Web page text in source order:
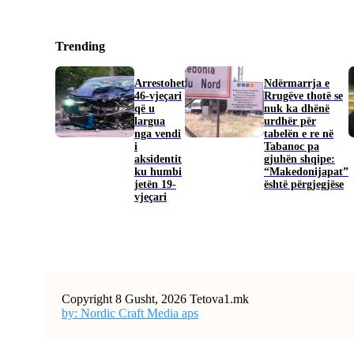
Trending
Arrestohet
46-vjeçari
që u
largua
nga vendi
i
aksidentit
ku humbi
jetën 19-
vjeçari
Ndërmarrja e
Rrugëve thotë se
nuk ka dhënë
urdhër për
tabelën e re në
Tabanoc pa
gjuhën shqipe:
“Makedonijapat”
është përgjegjëse
Copyright 8 Gusht, 2026 Tetova1.mk
by: Nordic Craft Media aps